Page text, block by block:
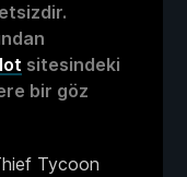
sitesindeki
bir göz
Tycoon